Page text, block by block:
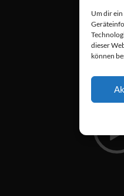
Um dir
dieser
können